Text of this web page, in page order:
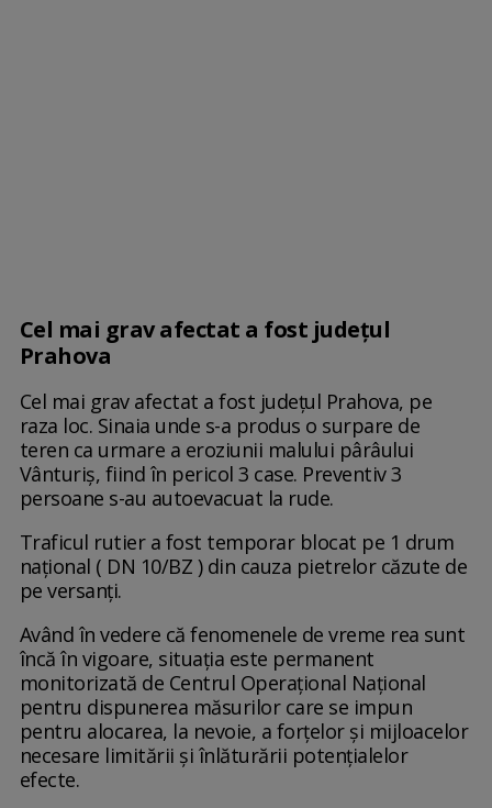
Cel mai grav afectat a fost județul
Prahova
Cel mai grav afectat a fost județul Prahova, pe
raza loc. Sinaia unde s-a produs o surpare de
teren ca urmare a eroziunii malului pârâului
Vânturiș, fiind în pericol 3 case. Preventiv 3
persoane s-au autoevacuat la rude.
Traficul rutier a fost temporar blocat pe 1 drum
național ( DN 10/BZ ) din cauza pietrelor căzute de
pe versanți.
Având în vedere că fenomenele de vreme rea sunt
încă în vigoare, situația este permanent
monitorizată de Centrul Operațional Național
pentru dispunerea măsurilor care se impun
pentru alocarea, la nevoie, a forțelor și mijloacelor
necesare limitării și înlăturării potențialelor
efecte.